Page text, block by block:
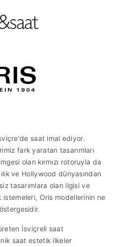
saat imal ediyor.
fark yaratan tasarımları
olan kırmızı rotoruyla da
ve Hollywood dünyasından
tasarımlara olan ilgisi ve
istemeleri, Oris modellerinin ne
İsviçreli saat
saat estetik ilkeler